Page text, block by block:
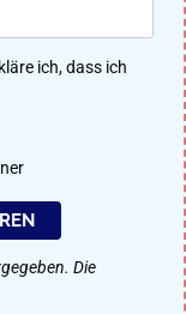
Community
Ergebnis an. Perfekt
ich, dass ich
Die